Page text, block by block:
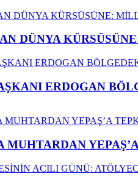
DÜNYA
ERDOGAN
MUHTARDAN